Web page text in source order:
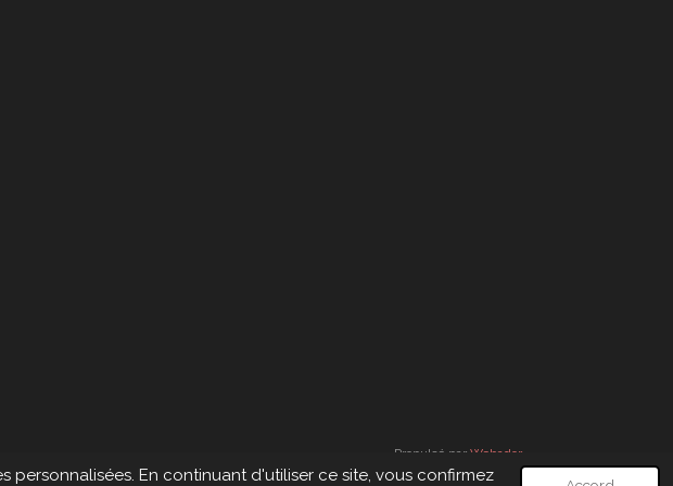
personnalisées. En continuant d'utiliser ce site, vous confirmez
Propulsé par Webador